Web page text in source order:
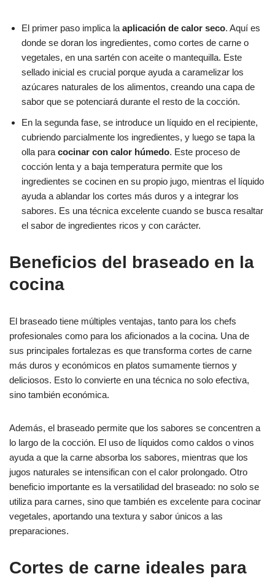
El primer paso implica la aplicación de calor seco. Aquí es
donde se doran los ingredientes, como cortes de carne o
vegetales, en una sartén con aceite o mantequilla. Este
sellado inicial es crucial porque ayuda a caramelizar los
azúcares naturales de los alimentos, creando una capa de
sabor que se potenciará durante el resto de la cocción.
En la segunda fase, se introduce un líquido en el recipiente,
cubriendo parcialmente los ingredientes, y luego se tapa la
olla para cocinar con calor húmedo. Este proceso de
cocción lenta y a baja temperatura permite que los
ingredientes se cocinen en su propio jugo, mientras el líquido
ayuda a ablandar los cortes más duros y a integrar los
sabores. Es una técnica excelente cuando se busca resaltar
el sabor de ingredientes ricos y con carácter.
Beneficios del braseado en la
cocina
El braseado tiene múltiples ventajas, tanto para los chefs
profesionales como para los aficionados a la cocina. Una de
sus principales fortalezas es que transforma cortes de carne
más duros y económicos en platos sumamente tiernos y
deliciosos. Esto lo convierte en una técnica no solo efectiva,
sino también económica.
Además, el braseado permite que los sabores se concentren a
lo largo de la cocción. El uso de líquidos como caldos o vinos
ayuda a que la carne absorba los sabores, mientras que los
jugos naturales se intensifican con el calor prolongado. Otro
beneficio importante es la versatilidad del braseado: no solo se
utiliza para carnes, sino que también es excelente para cocinar
vegetales, aportando una textura y sabor únicos a las
preparaciones.
Cortes de carne ideales para